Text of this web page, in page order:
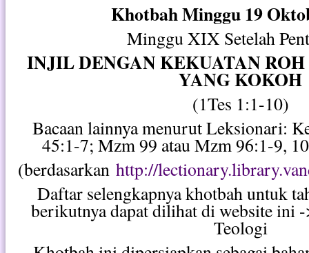
Khotbah Minggu 19
Minggu XIX Setelah
INJIL DENGAN KEKUATAN
YANG KOKOH
(1Tes 1:1-10)
Bacaan lainnya menurut Leksionari:
45:1-7; Mzm 99 atau Mzm 96:1-9,
(berdasarkan http://
Daftar selengkapnya khotbah untuk
berikutnya dapat dilihat di website ini
Teologi